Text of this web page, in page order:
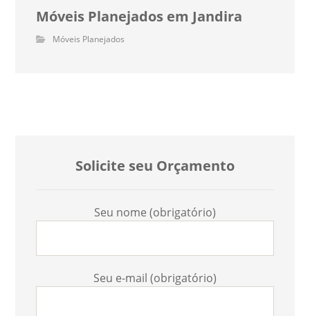
Móveis Planejados em Jandira
Móveis Planejados
Solicite seu Orçamento
Seu nome (obrigatório)
Seu e-mail (obrigatório)